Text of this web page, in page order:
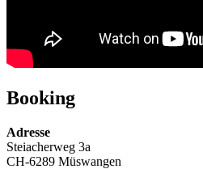
Booking
Adresse
Steiacherweg 3a
CH-6289 Müswangen